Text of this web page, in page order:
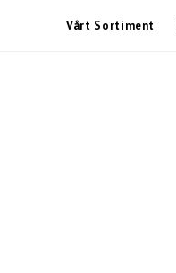
Vårt Sortiment